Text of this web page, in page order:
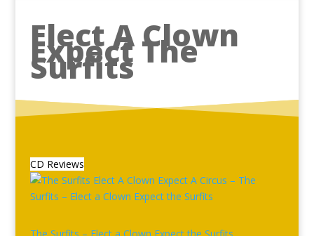
Elect A Clown
Expect The
Surfits
CD Reviews